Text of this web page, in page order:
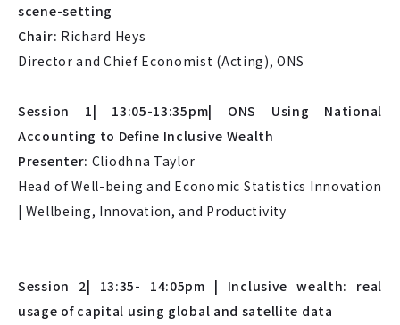
scene-setting
Chair: Richard Heys
Director and Chief Economist (Acting), ONS
Session 1| 13:05-13:35pm| ONS Using National
Accounting to Define Inclusive Wealth
Presenter: Cliodhna Taylor
Head of Well-being and Economic Statistics Innovation
| Wellbeing, Innovation, and Productivity
Session 2| 13:35- 14:05pm | Inclusive wealth: real
usage of capital using global and satellite data